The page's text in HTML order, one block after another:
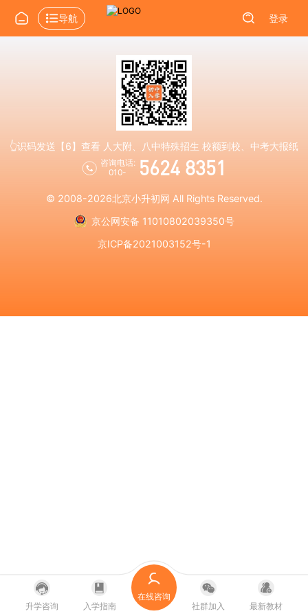
导航 登录
👆识码发送【6】查看 人大附、八中特殊招生 校额到校、中考大报纸
咨询电话:
010-
5624 8351
© 2008-2026北京小升初网 All Rights Reserved.
京公网安备 11010802039350号
京ICP备2021003152号-1
升学咨询 入学指南
在线咨询
社群加入
最新教材